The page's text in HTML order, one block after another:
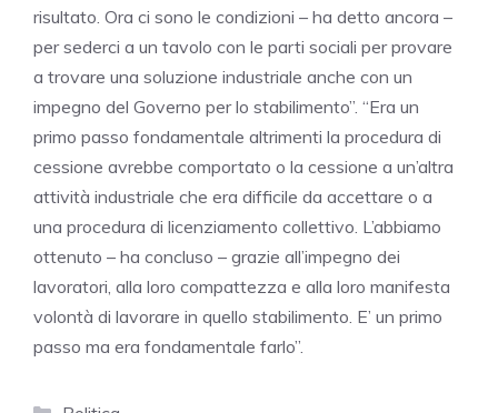
risultato. Ora ci sono le condizioni – ha detto ancora –
per sederci a un tavolo con le parti sociali per provare
a trovare una soluzione industriale anche con un
impegno del Governo per lo stabilimento”. “Era un
primo passo fondamentale altrimenti la procedura di
cessione avrebbe comportato o la cessione a un’altra
attività industriale che era difficile da accettare o a
una procedura di licenziamento collettivo. L’abbiamo
ottenuto – ha concluso – grazie all’impegno dei
lavoratori, alla loro compattezza e alla loro manifesta
volontà di lavorare in quello stabilimento. E’ un primo
passo ma era fondamentale farlo”.